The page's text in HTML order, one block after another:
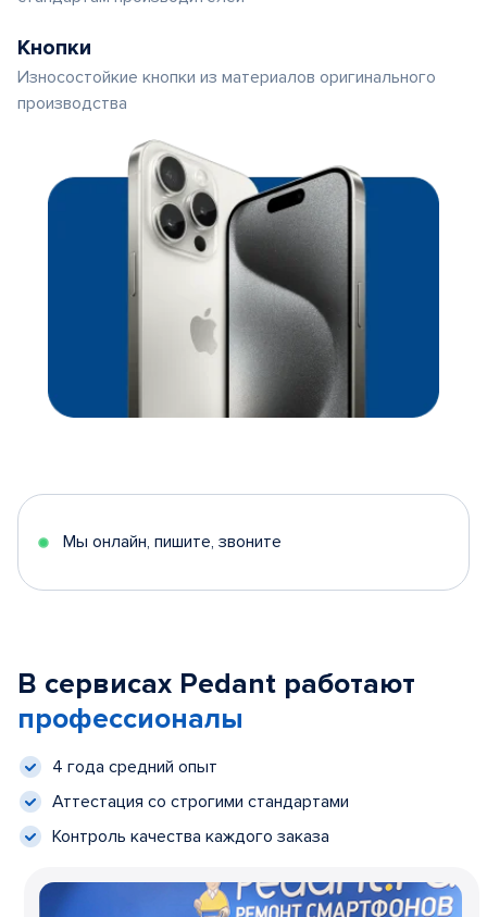
Кнопки
Износостойкие кнопки из материалов оригинального
производства
Мы онлайн, пишите, звоните
В сервисах Pedant работают
профессионалы
4 года средний опыт
Аттестация со строгими стандартами
Контроль качества каждого заказа